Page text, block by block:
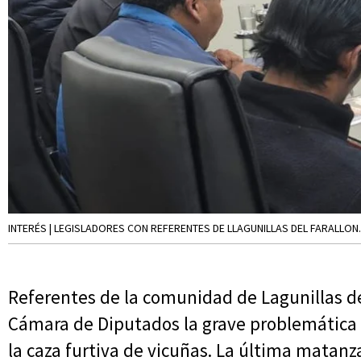
INTERÉS | LEGISLADORES CON REFERENTES DE LLAGUNILLAS DEL FARALLON.
Referentes de la comunidad de Lagunillas
Cámara de Diputados la grave
la caza furtiva de vicuñas. La última